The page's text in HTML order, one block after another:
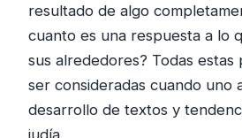
resultado de algo
cuanto es una respuesta a lo
sus alrededores? Todas
ser consideradas cuando uno
desarrollo de textos y
judía.